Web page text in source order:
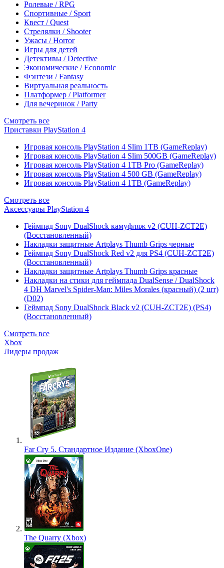
Ролевые / RPG
Спортивные / Sport
Квест / Quest
Стрелялки / Shooter
Ужасы / Horror
Игры для детей
Детективы / Detective
Экономические / Economic
Фэнтези / Fantasy
Виртуальная реальность
Платформер / Platformer
Для вечеринок / Party
Смотреть все
Приставки PlayStation 4
Игровая консоль PlayStation 4 Slim 1TB (GameReplay)
Игровая консоль PlayStation 4 Slim 500GB (GameReplay)
Игровая консоль PlayStation 4 1TB Pro (GameReplay)
Игровая консоль PlayStation 4 500 GB (GameReplay)
Игровая консоль PlayStation 4 1TB (GameReplay)
Смотреть все
Аксессуары PlayStation 4
Геймпад Sony DualShock камуфляж v2 (CUH-ZCT2E)
(Восстановленный)
Накладки защитные Artplays Thumb Grips черные
Геймпад Sony DualShock Red v2 для PS4 (CUH-ZCT2E)
(Восстановленный)
Накладки защитные Artplays Thumb Grips красные
Накладки на стики для геймпада DualSense / DualShock
4 DH Marvel's Spider-Man: Miles Morales (красный) (2 шт)
(D02)
Геймпад Sony DualShock Black v2 (CUH-ZCT2E) (PS4)
(Восстановленный)
Смотреть все
Xbox
Лидеры продаж
Far Cry 5. Стандартное Издание (XboxOne)
The Quarry (Xbox)